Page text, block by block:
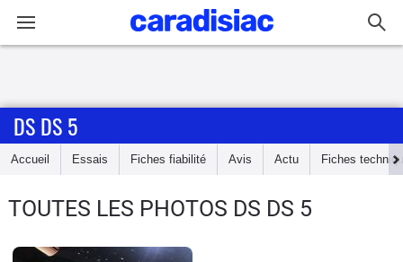
Accueil
Essais
DS DS 5
Accueil Essais Fiches fiabilité Avis Actu Fiches
TOUTES LES PHOTOS DS DS 5